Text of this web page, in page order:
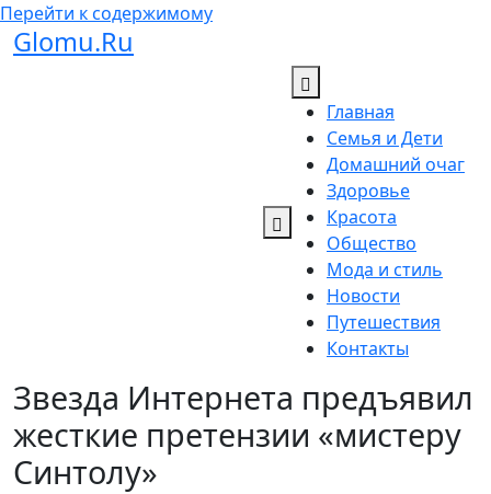
Перейти к содержимому
Glomu.Ru
Главная
Семья и Дети
Домашний очаг
Здоровье
Красота
Общество
Мода и стиль
Новости
Путешествия
Контакты
Звезда Интернета предъявил
жесткие претензии «мистеру
Синтолу»